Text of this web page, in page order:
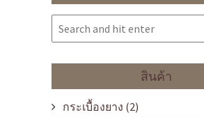
สินค้า
กระเบื้องยาง (2)